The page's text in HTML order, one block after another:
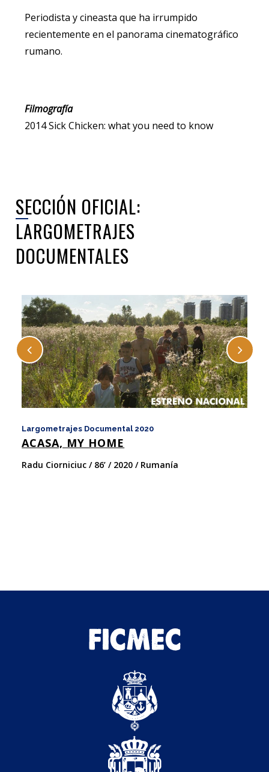
Periodista y cineasta que ha irrumpido
recientemente en el panorama cinematográfico
rumano.
Filmografía
2014 Sick Chicken: what you need to know
SECCIÓN OFICIAL:
LARGOMETRAJES
DOCUMENTALES
Largometrajes Documental 2020
ACASA, MY HOME
Radu Ciorniciuc / 86’ / 2020 / Rumanía